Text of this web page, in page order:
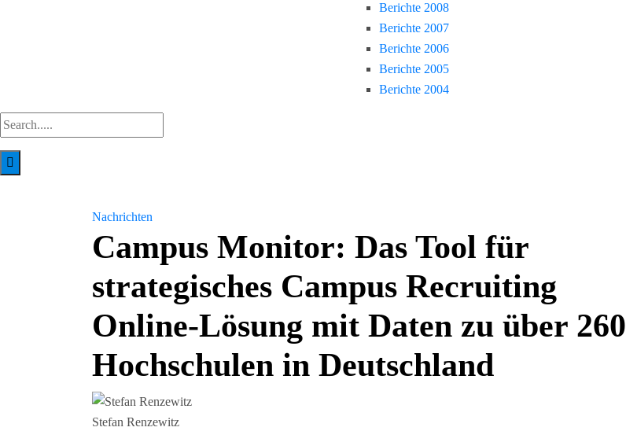
Berichte 2008
Berichte 2007
Berichte 2006
Berichte 2005
Berichte 2004
Nachrichten
Campus Monitor: Das Tool für
strategisches Campus Recruiting
Online-Lösung mit Daten zu über 260
Hochschulen in Deutschland
Stefan Renzewitz